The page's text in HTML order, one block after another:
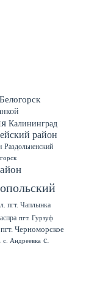
Белогорск
Калининград
район
Раздольненский
пгт. Чаплынка
пгт. Гурзуф
пгт. Черноморское
с. Андреевка с.